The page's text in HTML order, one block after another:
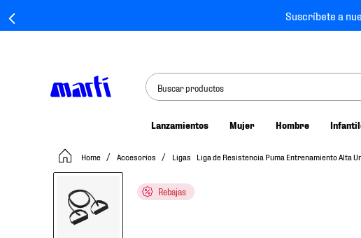
Suscríbete a
Buscar productos
Lanzamientos Mujer Hombre
Accesorios Ligas Liga de Resistencia Puma Entrenamiento Alta
Rebajas
tenis mujer
tenis hombre